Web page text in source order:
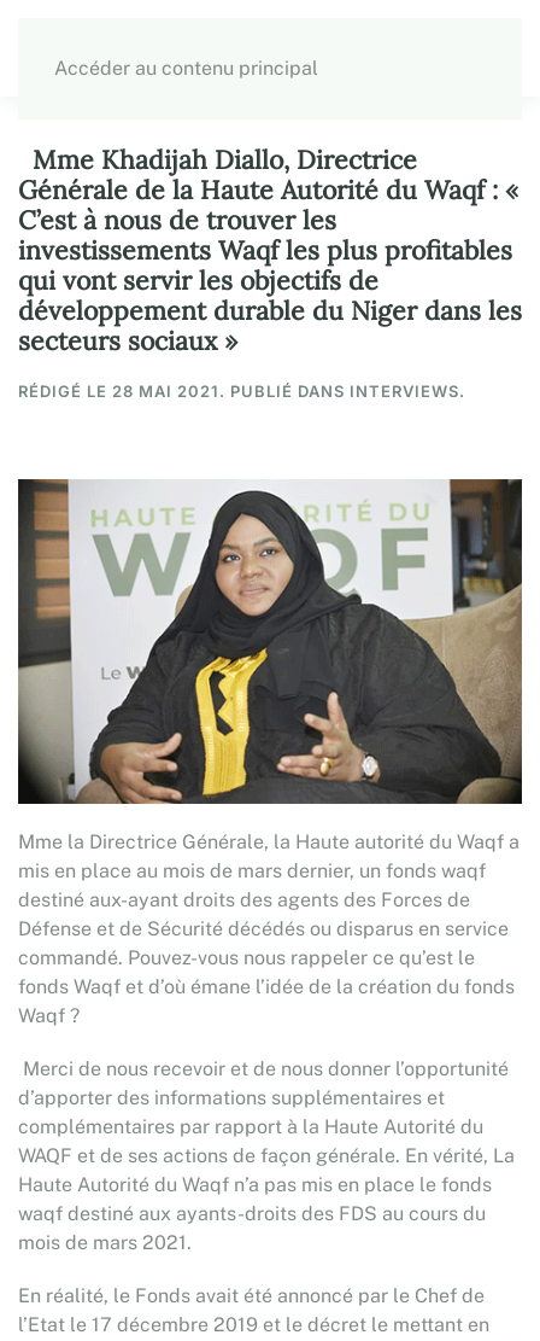
Accéder au contenu principal
Mme Khadijah Diallo, Directrice
Générale de la Haute Autorité du Waqf : «
C’est à nous de trouver les
investissements Waqf les plus profitables
qui vont servir les objectifs de
développement durable du Niger dans les
secteurs sociaux »
RÉDIGÉ LE 28 MAI 2021. PUBLIÉ DANS INTERVIEWS.
Mme la Directrice Générale, la Haute autorité du Waqf a
mis en place au mois de mars dernier, un fonds waqf
destiné aux-ayant droits des agents des Forces de
Défense et de Sécurité décédés ou disparus en service
commandé. Pouvez-vous nous rappeler ce qu’est le
fonds Waqf et d’où émane l’idée de la création du fonds
Waqf ?
Merci de nous recevoir et de nous donner l’opportunité
d’apporter des informations supplémentaires et
complémentaires par rapport à la Haute Autorité du
WAQF et de ses actions de façon générale. En vérité, La
Haute Autorité du Waqf n’a pas mis en place le fonds
waqf destiné aux ayants-droits des FDS au cours du
mois de mars 2021.
En réalité, le Fonds avait été annoncé par le Chef de
l’Etat le 17 décembre 2019 et le décret le mettant en